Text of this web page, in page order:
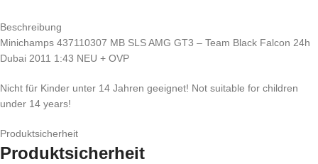
Beschreibung
Minichamps 437110307 MB SLS AMG GT3 – Team Black Falcon 24h
Dubai 2011 1:43 NEU + OVP
Nicht für Kinder unter 14 Jahren geeignet! Not suitable for children
under 14 years!
Produktsicherheit
Produktsicherheit